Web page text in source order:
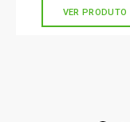
VER PRODUTO